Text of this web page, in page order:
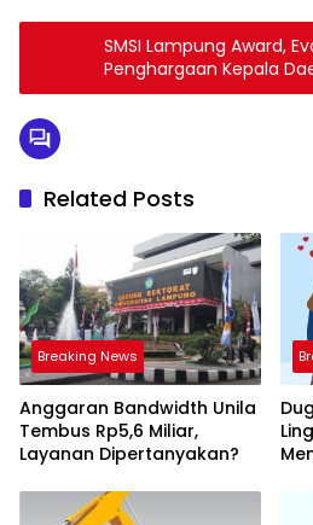
SMSI Lampung Award,
Penghargaan Kepala
Related Posts
Breaking News
Anggaran Bandwidth Unila
Tembus Rp5,6 Miliar,
Layanan Dipertanyakan?